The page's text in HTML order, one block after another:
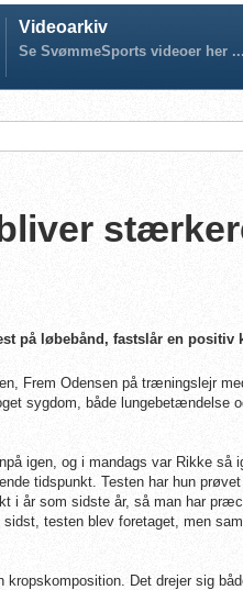
Videoarkiv
Se SvømmeSports videoer her
på løbebånd, fastslår en positiv
Frem Odensen på træningslejr
sygdom, både lungebetændelse
igen, og i mandags var Rikke
tidspunkt. Testen har hun
i år som sidste år, så man har
testen blev foretaget, men
kropskomposition. Det drejer sig